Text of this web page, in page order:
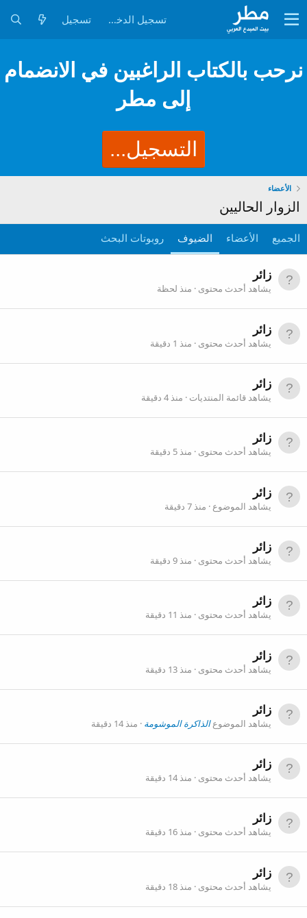
تسجيل الدخول تسجيل
نرحب بالكتاب الراغبين في الانضمام
إلى مطر
التسجيل...
الأعضاء
الزوار الحاليين
الجميع الأعضاء الضيوف روبوتات البحث
زائر
يشاهد أحدث محتوى منذ لحظة
زائر
يشاهد أحدث محتوى منذ 1 دقيقة
زائر
يشاهد قائمة المنتديات منذ 4 دقيقة
زائر
يشاهد أحدث محتوى منذ 5 دقيقة
زائر
يشاهد الموضوع منذ 7 دقيقة
زائر
يشاهد أحدث محتوى منذ 9 دقيقة
زائر
يشاهد أحدث محتوى منذ 11 دقيقة
زائر
يشاهد أحدث محتوى منذ 13 دقيقة
زائر
يشاهد الموضوعالذاكرة الموشومة منذ 14 دقيقة
زائر
يشاهد أحدث محتوى منذ 14 دقيقة
زائر
يشاهد أحدث محتوى منذ 16 دقيقة
زائر
يشاهد أحدث محتوى منذ 18 دقيقة